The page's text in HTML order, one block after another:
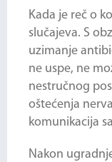
Kada je reč o
slučajeva. S
uzimanje
ne uspe, ne
nestručnog
oštećenja
komunikacija
Nakon